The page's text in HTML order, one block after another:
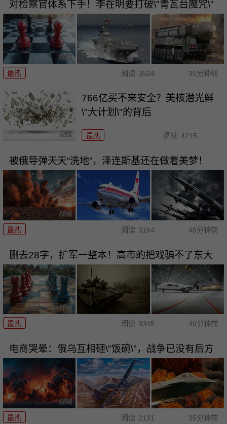
对检察官体系下手！李在明要打破\"青瓦台魔咒\"
最热 阅读 3524 35分钟前
766亿买不来安全？美核潜光鲜
\"大计划\"的背后
最热 阅读 4215
被俄导弹天天“洗地”，泽连斯基还在做着美梦！
最热 阅读 3164 40分钟前
删去28字，扩军一整本！高市的把戏骗不了东大
最热 阅读 3345 40分钟前
电商哭晕：俄乌互相砸\"饭碗\"，战争已没有后方
最热 阅读 2131 35分钟前